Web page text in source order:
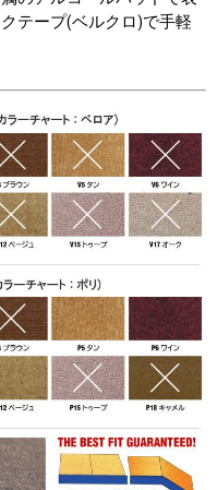
テープ(ベルクロ)で手軽